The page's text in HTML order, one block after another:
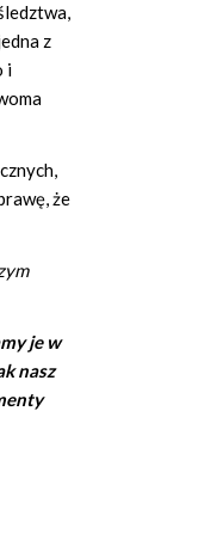
z
i
że
je w
nasz